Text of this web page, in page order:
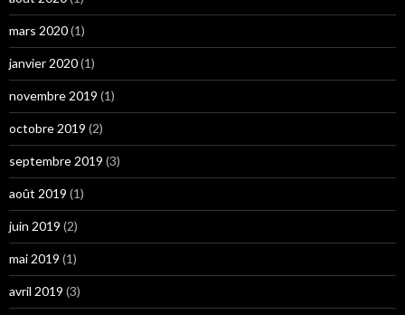
mars 2020(1)
janvier 2020(1)
novembre 2019 (1)
octobre 2019 (2)
septembre 2019 (3)
août 2019 (1)
juin 2019 (2)
mai 2019 (1)
avril 2019 (3)